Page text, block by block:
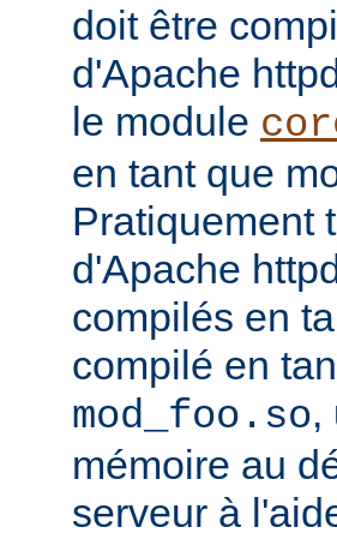
doit être
d'Apache
le module
en tant que
Pratiquement
d'Apache
compilés en
compilé en
mod_foo.so,
mémoire au
serveur à